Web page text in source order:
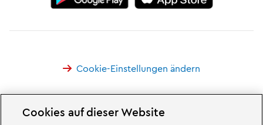
Cookie-Einstellungen ändern
Cookies auf dieser Website